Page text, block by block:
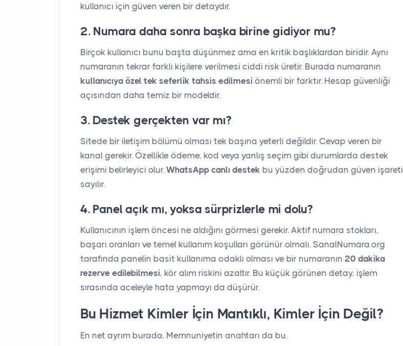
kullanıcı için güven veren bir detaydır.
2. Numara daha sonra başka birine gidiyor mu?
Birçok kullanıcı bunu başta düşünmez ama en kritik başlıklardan biridir. Aynı
numaranın tekrar farklı kişilere verilmesi ciddi risk üretir. Burada numaranın
kullanıcıya özel tek seferlik tahsis edilmesi önemli bir farktır. Hesap güvenliği
açısından daha temiz bir modeldir.
3. Destek gerçekten var mı?
Sitede bir iletişim bölümü olması tek başına yeterli değildir. Cevap veren bir
kanal gerekir. Özellikle ödeme, kod veya yanlış seçim gibi durumlarda destek
erişimi belirleyici olur. WhatsApp canlı destek bu yüzden doğrudan güven işareti
sayılır.
4. Panel açık mı, yoksa sürprizlerle mi dolu?
Kullanıcının işlem öncesi ne aldığını görmesi gerekir. Aktif numara stokları,
başarı oranları ve temel kullanım koşulları görünür olmalı. SanalNumara.org
tarafında panelin basit kullanıma odaklı olması ve bir numaranın 20 dakika
rezerve edilebilmesi, kör alım riskini azaltır. Bu küçük görünen detay, işlem
sırasında aceleyle hata yapmayı da düşürür.
Bu Hizmet Kimler İçin Mantıklı, Kimler İçin Değil?
En net ayrım burada. Memnuniyetin anahtarı da bu.